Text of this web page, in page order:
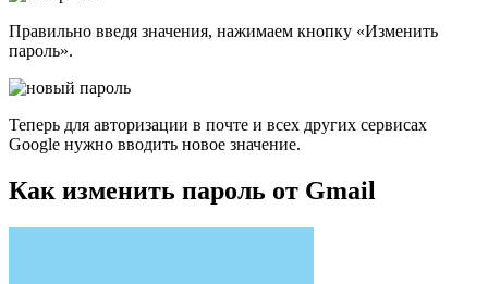
Правильно введя значения, нажимаем кнопку «Изменить
пароль».
Теперь для авторизации в почте и всех других сервисах
Google нужно вводить новое значение.
Как изменить пароль от Gmail